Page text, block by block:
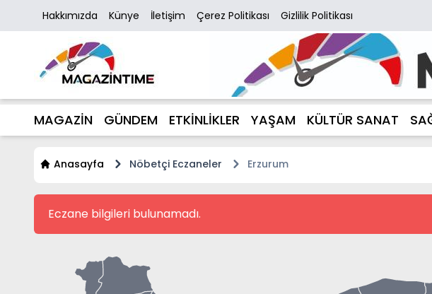
Hakkımızda Künye İletişim Çerez Politikası Gizlilik Politikası
MAGAZİN GÜNDEM ETKİNLİKLER YAŞAM KÜLTÜR SANAT
Anasayfa Nöbetçi Eczaneler Erzurum
Eczane bilgileri bulunamadı.